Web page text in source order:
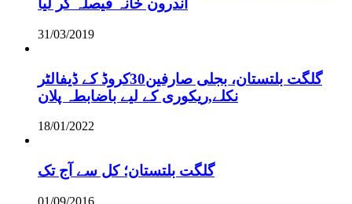
اندرون خانہ فیصلہ کر لیا
31/03/2019
گلگت بلتستان، بجلی صارفین30کروڈ کے ڈیفالٹر
نکلے,ریکوری کے لیے باضابطہ پلان
18/01/2022
گلگت بلتستان؛ کل سے آج تک
01/09/2016